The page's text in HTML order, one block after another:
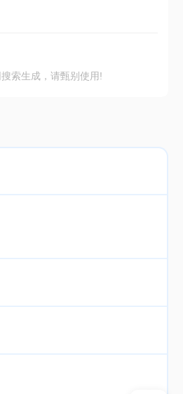
索生成，请甄别使用!